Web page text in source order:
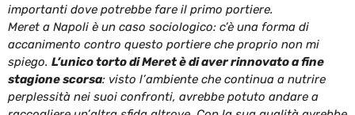
importanti dove potrebbe fare il primo portiere.
Meret a Napoli è un caso sociologico: c’è una forma di
accanimento contro questo portiere che proprio non mi
spiego. L’unico torto di Meret è di aver rinnovato a fine
stagione scorsa: visto l’ambiente che continua a nutrire
perplessità nei suoi confronti, avrebbe potuto andare a